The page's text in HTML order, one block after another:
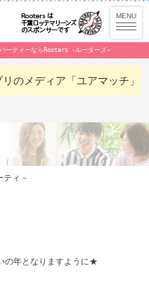
ーティーならRooters -ルーターズ-
のメディア「ユアマッチ」
ティ－
の年となりますように★